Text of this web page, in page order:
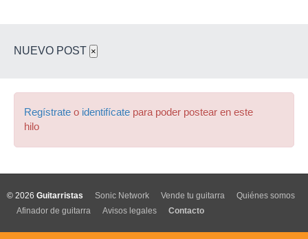
NUEVO POST ×
Regístrate o identifícate para poder postear en este
hilo
© 2026 Guitarristas Sonic Network Vende tu guitarra
Quiénes somos
Afinador de guitarra
Avisos legales Contacto